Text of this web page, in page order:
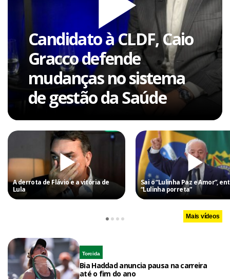
Candidato à CLDF, Caio
Gracco defende
mudanças no sistema
de gestão da Saúde
A derrota de Flávio e a vitória de
Lula
Sai o “Lulinha Paz e Amor”,
“Lulinha porreta”
Mais vídeos
Torcida
Bia Haddad anuncia pausa na carreira
até o fim do ano